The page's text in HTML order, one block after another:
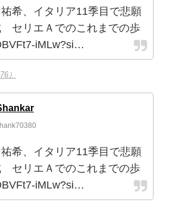
希、イタリア11季目で悲願
セリエＡでのこれまでの歩
iMLw?si…
）
希、イタリア11季目で悲願
セリエＡでのこれまでの歩
iMLw?si…